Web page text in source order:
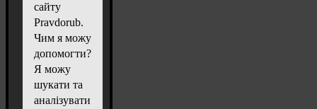
сайту
Pravdorub.
Чим я можу
допомогти?
Я можу
шукати та
аналізувати